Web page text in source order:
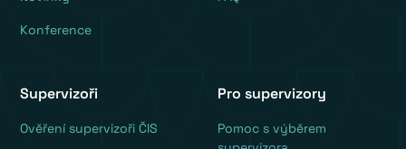
Konference
Supervizoři
Ověření supervizoři ČIS
Pro supervizory
Pomoc s výběrem